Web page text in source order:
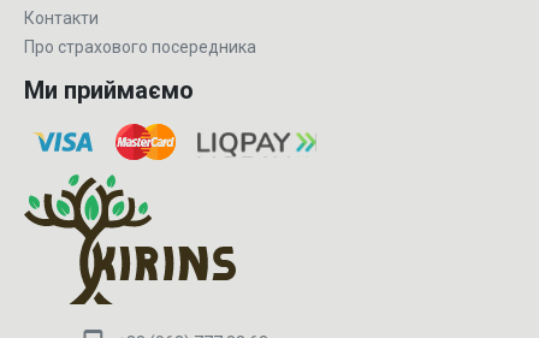
Контакти
Про страхового посередника
Ми приймаємо